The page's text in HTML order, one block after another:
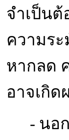
จำเป็นต้
ความระ
หากลด
อาจเกิด
- นอ